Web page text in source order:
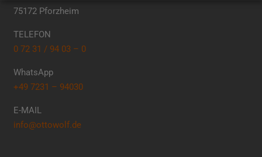
75172 Pforzheim
TELEFON
0 72 31 / 94 03 – 0
WhatsApp
+49 7231 – 94030
E-MAIL
info@ottowolf.de